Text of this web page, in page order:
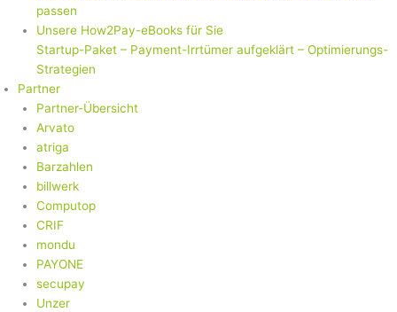
passen
Unsere How2Pay-eBooks für Sie
Startup-Paket – Payment-Irrtümer aufgeklärt – Optimierungs-
Strategien
Partner
Partner-Übersicht
Arvato
atriga
Barzahlen
billwerk
Computop
CRIF
mondu
PAYONE
secupay
Unzer